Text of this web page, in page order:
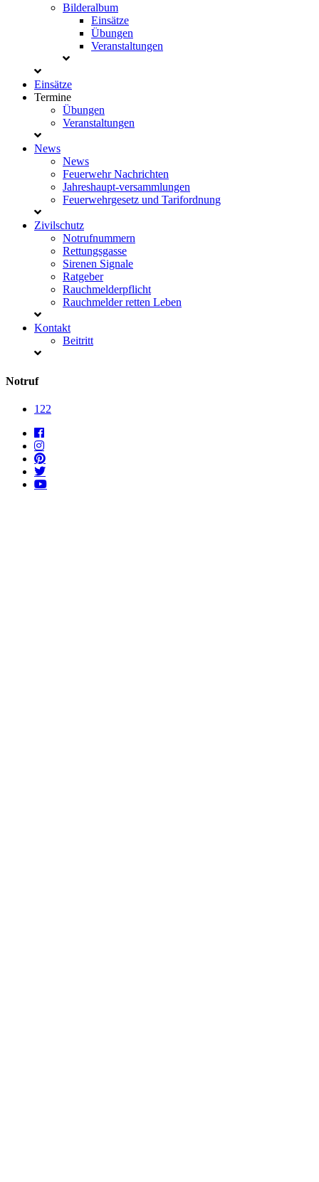
Bilderalbum
Einsätze
Übungen
Veranstaltungen
Einsätze
Termine
Übungen
Veranstaltungen
News
News
Feuerwehr Nachrichten
Jahreshaupt-versammlungen
Feuerwehrgesetz und Tarifordnung
Zivilschutz
Notrufnummern
Rettungsgasse
Sirenen Signale
Ratgeber
Rauchmelderpflicht
Rauchmelder retten Leben
Kontakt
Beitritt
Notruf
122